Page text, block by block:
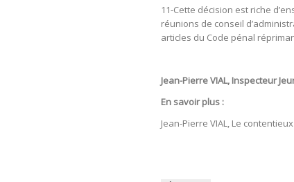
11-Cette décision est riche
réunions de conseil
articles du Code pénal
Jean-Pierre VIAL, Inspecteur
En savoir plus :
Jean-Pierre VIAL, Le